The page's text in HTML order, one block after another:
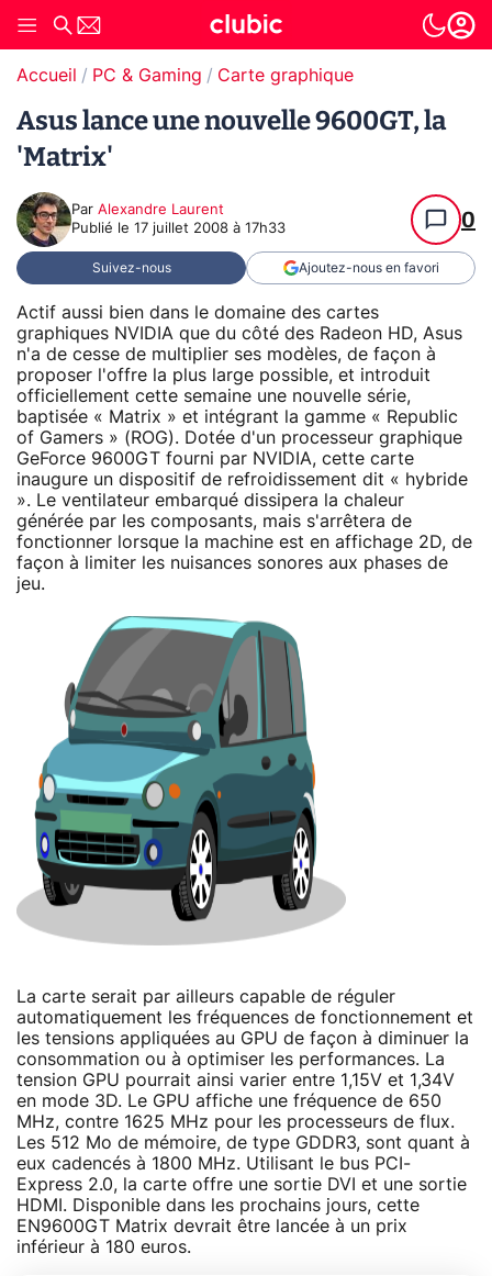
Accueil PC & Gaming Carte graphique
Asus lance une nouvelle 9600GT, la
'Matrix'
Par Alexandre Laurent
Publié le 17 juillet 2008 à 17h33 0
Suivez-nous Ajoutez-nous en favori
Actif aussi bien dans le domaine des cartes
graphiques NVIDIA que du côté des Radeon HD, Asus
n'a de cesse de multiplier ses modèles, de façon à
proposer l'offre la plus large possible, et introduit
officiellement cette semaine une nouvelle série,
baptisée « Matrix » et intégrant la gamme « Republic
of Gamers » (ROG). Dotée d'un processeur graphique
GeForce 9600GT fourni par NVIDIA, cette carte
inaugure un dispositif de refroidissement dit « hybride
». Le ventilateur embarqué dissipera la chaleur
générée par les composants, mais s'arrêtera de
fonctionner lorsque la machine est en affichage 2D, de
façon à limiter les nuisances sonores aux phases de
jeu.
La carte serait par ailleurs capable de réguler
automatiquement les fréquences de fonctionnement et
les tensions appliquées au GPU de façon à diminuer la
consommation ou à optimiser les performances. La
tension GPU pourrait ainsi varier entre 1,15V et 1,34V
en mode 3D. Le GPU affiche une fréquence de 650
MHz, contre 1625 MHz pour les processeurs de flux.
Les 512 Mo de mémoire, de type GDDR3, sont quant à
eux cadencés à 1800 MHz. Utilisant le bus PCI-
Express 2.0, la carte offre une sortie DVI et une sortie
HDMI. Disponible dans les prochains jours, cette
EN9600GT Matrix devrait être lancée à un prix
inférieur à 180 euros.